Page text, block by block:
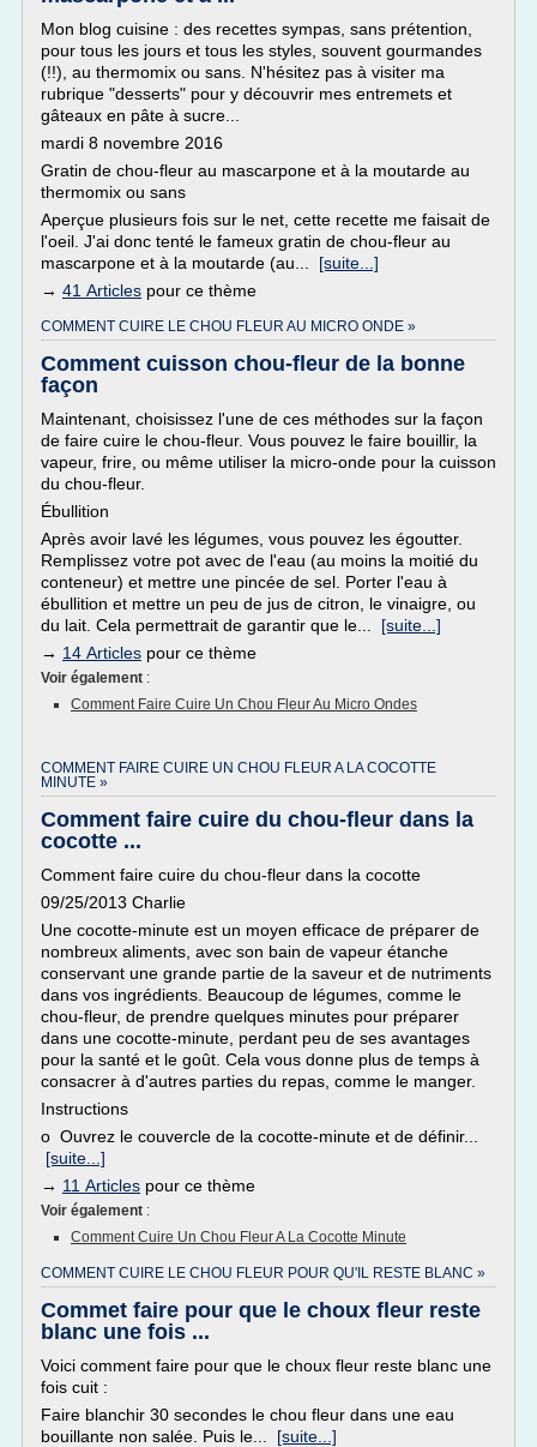
Mon blog cuisine : des recettes sympas, sans prétention,
pour tous les jours et tous les styles, souvent gourmandes
(!!), au thermomix ou sans. N'hésitez pas à visiter ma
rubrique "desserts" pour y découvrir mes entremets et
gâteaux en pâte à sucre...
mardi 8 novembre 2016
Gratin de chou-fleur au mascarpone et à la moutarde au
thermomix ou sans
Aperçue plusieurs fois sur le net, cette recette me faisait de
l'oeil. J'ai donc tenté le fameux gratin de chou-fleur au
mascarpone et à la moutarde (au... [suite...]
→ 41 Articles pour ce thème
COMMENT CUIRE LE CHOU FLEUR AU MICRO ONDE »
Comment cuisson chou-fleur de la bonne
façon
Maintenant, choisissez l'une de ces méthodes sur la façon
de faire cuire le chou-fleur. Vous pouvez le faire bouillir, la
vapeur, frire, ou même utiliser la micro-onde pour la cuisson
du chou-fleur.
Ébullition
Après avoir lavé les légumes, vous pouvez les égoutter.
Remplissez votre pot avec de l'eau (au moins la moitié du
conteneur) et mettre une pincée de sel. Porter l'eau à
ébullition et mettre un peu de jus de citron, le vinaigre, ou
du lait. Cela permettrait de garantir que le... [suite...]
→ 14 Articles pour ce thème
Voir également :
Comment Faire Cuire Un Chou Fleur Au Micro Ondes
COMMENT FAIRE CUIRE UN CHOU FLEUR A LA COCOTTE
MINUTE »
Comment faire cuire du chou-fleur dans la
cocotte ...
Comment faire cuire du chou-fleur dans la cocotte
09/25/2013 Charlie
Une cocotte-minute est un moyen efficace de préparer de
nombreux aliments, avec son bain de vapeur étanche
conservant une grande partie de la saveur et de nutriments
dans vos ingrédients. Beaucoup de légumes, comme le
chou-fleur, de prendre quelques minutes pour préparer
dans une cocotte-minute, perdant peu de ses avantages
pour la santé et le goût. Cela vous donne plus de temps à
consacrer à d'autres parties du repas, comme le manger.
Instructions
o Ouvrez le couvercle de la cocotte-minute et de définir...
[suite...]
→ 11 Articles pour ce thème
Voir également :
Comment Cuire Un Chou Fleur A La Cocotte Minute
COMMENT CUIRE LE CHOU FLEUR POUR QU'IL RESTE BLANC »
Commet faire pour que le choux fleur reste
blanc une fois ...
Voici comment faire pour que le choux fleur reste blanc une
fois cuit :
Faire blanchir 30 secondes le chou fleur dans une eau
bouillante non salée. Puis le... [suite...]